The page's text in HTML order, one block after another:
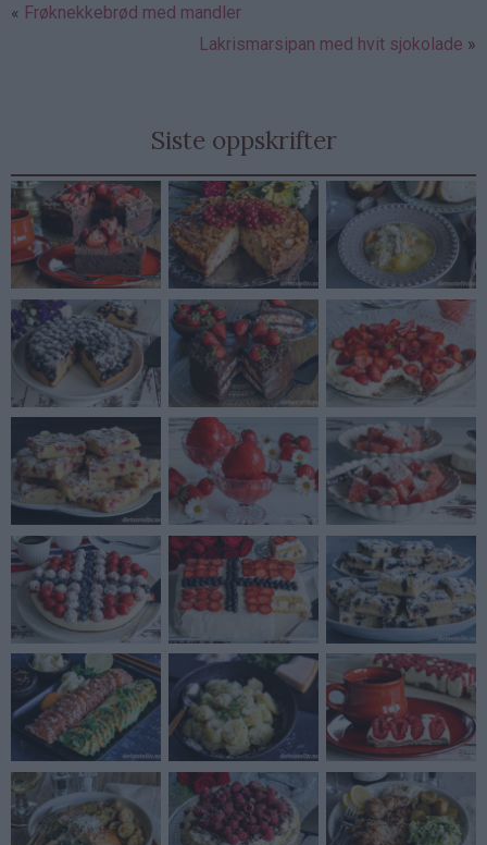
Frøknekkebrød med mandler
Lakrismarsipan med hvit sjokolade
Siste oppskrifter